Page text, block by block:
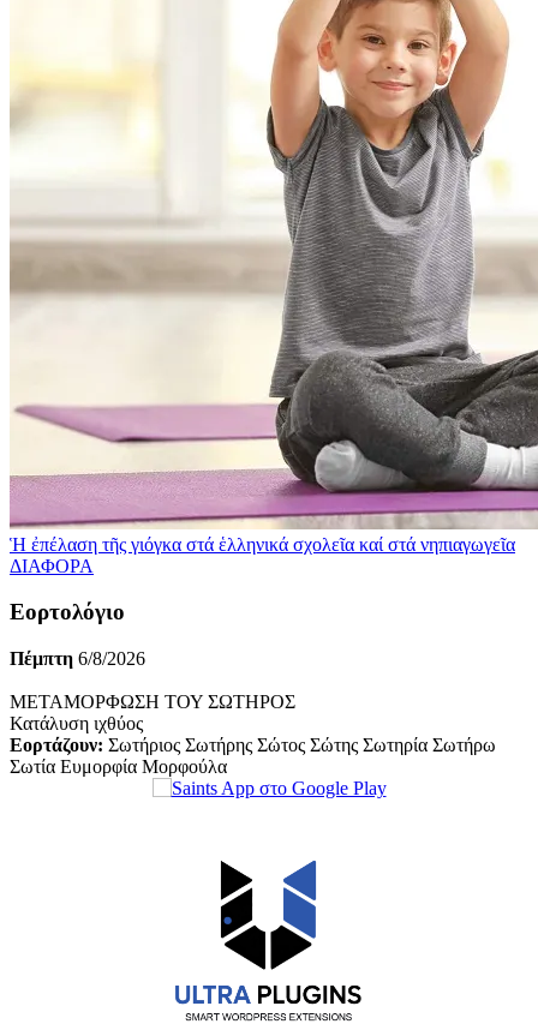
Ἡ ἐπέλαση τῆς γιόγκα στά ἑλληνικά σχολεῖα καί στά νηπιαγωγεῖα
ΔΙΑΦΟΡΑ
Εορτολόγιο
Πέμπτη 6/8/2026
ΜΕΤΑΜΟΡΦΩΣΗ ΤΟΥ ΣΩΤΗΡΟΣ
Κατάλυση ιχθύος
Εορτάζουν: Σωτήριος Σωτήρης Σώτος Σώτης Σωτηρία Σωτήρω
Σωτία Ευμορφία Μορφούλα